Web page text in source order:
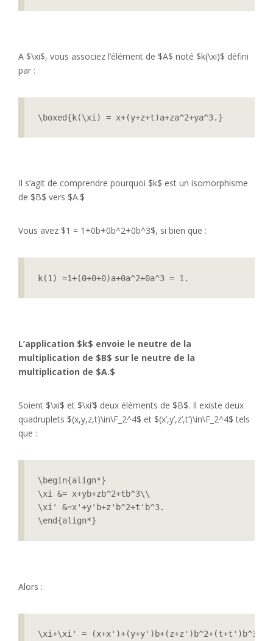
A $\xi$, vous associez l’élément de $A$ noté $k(\xi)$ défini
par :
\boxed{k(\xi) = x+(y+z+t)a+za^2+ya^3.}
Il s’agit de comprendre pourquoi $k$ est un isomorphisme
de $B$ vers $A.$
Vous avez $1 = 1+0b+0b^2+0b^3$, si bien que :
k(1) =1+(0+0+0)a+0a^2+0a^3 = 1.
L’application $k$ envoie le neutre de la
multiplication de $B$ sur le neutre de la
multiplication de $A.$
Soient $\xi$ et $\xi’$ deux éléments de $B$. Il existe deux
quadruplets $(x,y,z,t)\in\F_2^4$ et $(x’,y’,z’,t’)\in\F_2^4$ tels
que :
\begin{align*}
\xi &= x+yb+zb^2+tb^3\\
\xi' &=x'+y'b+z'b^2+t'b^3.
\end{align*}
Alors :
\xi+\xi' = (x+x')+(y+y')b+(z+z')b^2+(t+t')b^3.